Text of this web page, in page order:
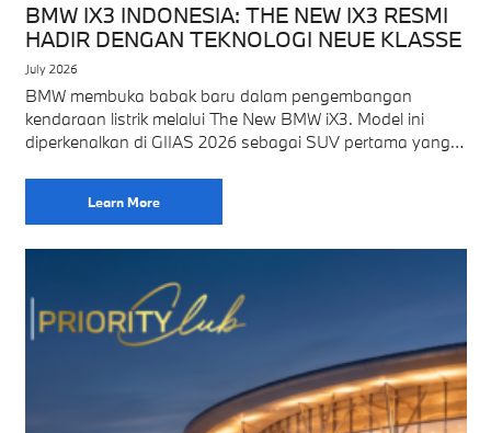
BMW IX3 INDONESIA: THE NEW IX3 RESMI
HADIR DENGAN TEKNOLOGI NEUE KLASSE
July 2026
BMW membuka babak baru dalam pengembangan
kendaraan listrik melalui The New BMW iX3. Model ini
diperkenalkan di GIIAS 2026 sebagai SUV pertama yang
Learn More